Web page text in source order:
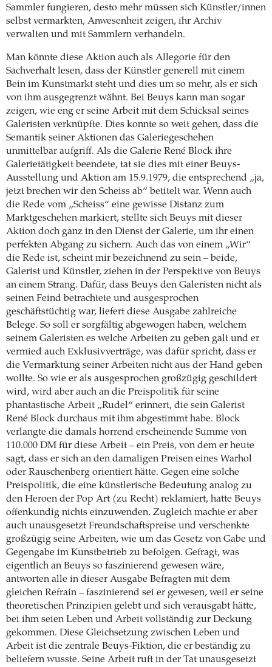
Sammler fungieren, desto mehr müssen sich Künstler/innen
selbst vermarkten, Anwesenheit zeigen, ihr Archiv
verwalten und mit Sammlern verhandeln.
Man könnte diese Aktion auch als Allegorie für den
Sachverhalt lesen, dass der Künstler generell mit einem
Bein im Kunstmarkt steht und dies um so mehr, als er sich
von ihm ausgegrenzt wähnt. Bei Beuys kann man sogar
zeigen, wie eng er seine Arbeit mit dem Schicksal seines
Galeristen verknüpfte. Dies konnte so weit gehen, dass die
Semantik seiner Aktionen das Galeriegeschehen
unmittelbar aufgriff. Als die Galerie René Block ihre
Galerietätigkeit beendete, tat sie dies mit einer Beuys-
Ausstellung und Aktion am 15.9.1979, die entsprechend „ja,
jetzt brechen wir den Scheiss ab“ betitelt war. Wenn auch
die Rede vom „Scheiss“ eine gewisse Distanz zum
Marktgeschehen markiert, stellte sich Beuys mit dieser
Aktion doch ganz in den Dienst der Galerie, um ihr einen
perfekten Abgang zu sichern. Auch das von einem „Wir“
die Rede ist, scheint mir bezeichnend zu sein – beide,
Galerist und Künstler, ziehen in der Perspektive von Beuys
an einem Strang. Dafür, dass Beuys den Galeristen nicht als
seinen Feind betrachtete und ausgesprochen
geschäftstüchtig war, liefert diese Ausgabe zahlreiche
Belege. So soll er sorgfältig abgewogen haben, welchem
seinem Galeristen es welche Arbeiten zu geben galt und er
vermied auch Exklusivverträge, was dafür spricht, dass er
die Vermarktung seiner Arbeiten nicht aus der Hand geben
wollte. So wie er als ausgesprochen großzügig geschildert
wird, wird aber auch an die Preispolitik für seine
phantastische Arbeit „Rudel“ erinnert, die sein Galerist
René Block durchaus mit ihm abgestimmt habe. Block
verlangte die damals horrend erscheinende Summe von
110.000 DM für diese Arbeit – ein Preis, von dem er heute
sagt, dass er sich an den damaligen Preisen eines Warhol
oder Rauschenberg orientiert hätte. Gegen eine solche
Preispolitik, die eine künstlerische Bedeutung analog zu
den Heroen der Pop Art (zu Recht) reklamiert, hatte Beuys
offenkundig nichts einzuwenden. Zugleich machte er aber
auch unausgesetzt Freundschaftspreise und verschenkte
großzügig seine Arbeiten, wie um das Gesetz von Gabe und
Gegengabe im Kunstbetrieb zu befolgen. Gefragt, was
eigentlich an Beuys so faszinierend gewesen wäre,
antworten alle in dieser Ausgabe Befragten mit dem
gleichen Refrain – faszinierend sei er gewesen, weil er seine
theoretischen Prinzipien gelebt und sich verausgabt hätte,
bei ihm seien Leben und Arbeit vollständig zur Deckung
gekommen. Diese Gleichsetzung zwischen Leben und
Arbeit ist die zentrale Beuys-Fiktion, die er beständig zu
beliefern wusste. Seine Arbeit ruft in der Tat unausgesetzt